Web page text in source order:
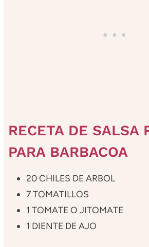
RECETA DE SALSA
PARA BARBACOA
20 CHILES DE ARBOL
7 TOMATILLOS
1 TOMATE O JITOMATE
1 DIENTE DE AJO